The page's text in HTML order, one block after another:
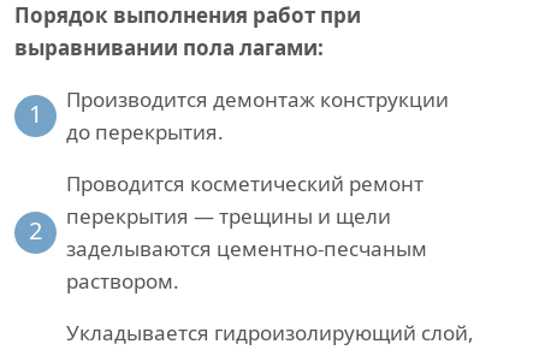
Порядок выполнения работ при
выравнивании пола лагами:
1
Производится демонтаж конструкции
до перекрытия.
2
Проводится косметический ремонт
перекрытия — трещины и щели
заделываются цементно-песчаным
раствором.
Укладывается гидроизолирующий слой,